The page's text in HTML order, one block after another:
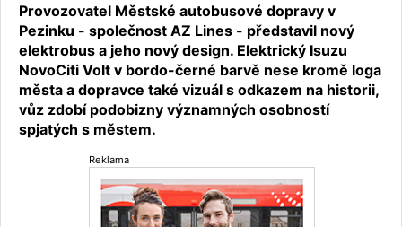
Provozovatel Městské autobusové dopravy v
Pezinku - společnost AZ Lines - představil nový
elektrobus a jeho nový design. Elektrický Isuzu
NovoCiti Volt v bordo-černé barvě nese kromě loga
města a dopravce také vizuál s odkazem na historii,
vůz zdobí podobizny významných osobností
spjatých s městem.
Reklama